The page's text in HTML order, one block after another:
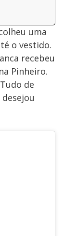
uma
o vestido.
recebeu
Pinheiro.
de